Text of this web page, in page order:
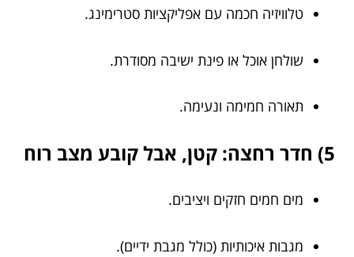
טלוויזיה חכמה עם אפליקציות סטרימינג.
שולחן אוכל או פינת ישיבה מסודרת.
תאורה חמימה ונעימה.
5) חדר רחצה: קטן, אבל קובע מצב רוח
מים חמים חזקים ויציבים.
מגבות איכותיות (כולל מגבת ידיים).